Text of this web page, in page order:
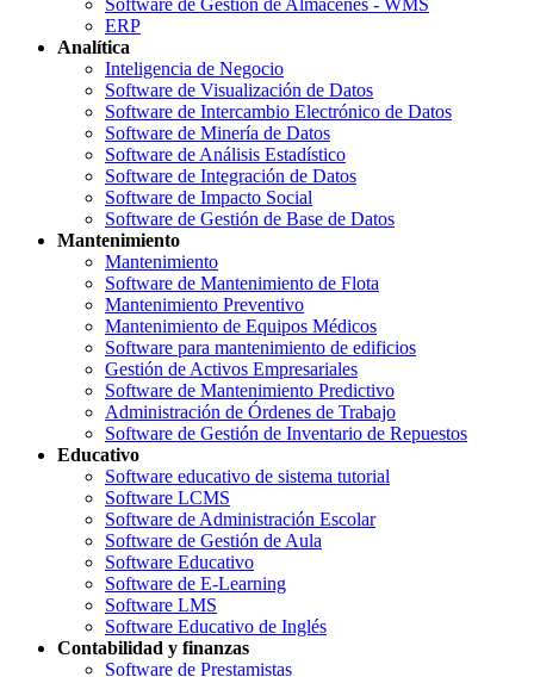
ERP
Analítica
Inteligencia de Negocio
Software de Visualización de Datos
Software de Intercambio Electrónico de Datos
Software de Minería de Datos
Software de Análisis Estadístico
Software de Integración de Datos
Software de Impacto Social
Software de Gestión de Base de Datos
Mantenimiento
Mantenimiento
Software de Mantenimiento de Flota
Mantenimiento Preventivo
Mantenimiento de Equipos Médicos
Software para mantenimiento de edificios
Gestión de Activos Empresariales
Software de Mantenimiento Predictivo
Administración de Órdenes de Trabajo
Software de Gestión de Inventario de Repuestos
Educativo
Software educativo de sistema tutorial
Software LCMS
Software de Administración Escolar
Software de Gestión de Aula
Software Educativo
Software de E-Learning
Software LMS
Software Educativo de Inglés
Contabilidad y finanzas
Software de Prestamistas